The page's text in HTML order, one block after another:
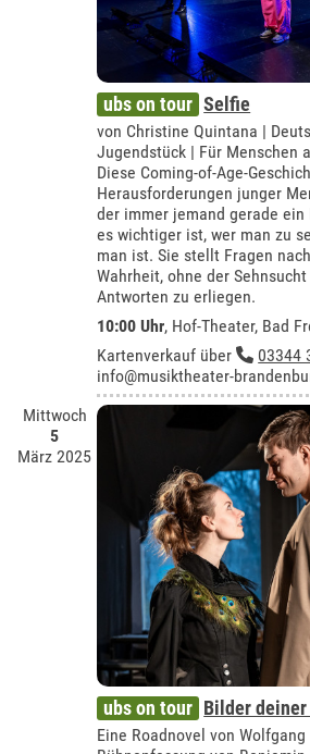
ubs on tour Selfie
von Christine Quintana |
Jugendstück | Für Menschen
Diese Coming-of-Age-
Herausforderungen junger
der immer jemand gerade
es wichtiger ist, wer man zu
man ist. Sie stellt Fragen
Wahrheit, ohne der
Antworten zu erliegen.
10:00 Uhr, Hof-Theater, Bad
Kartenverkauf über
03344
info@musiktheater-
Mittwoch
5
März 2025
ubs on tour Bilder
Eine Roadnovel von